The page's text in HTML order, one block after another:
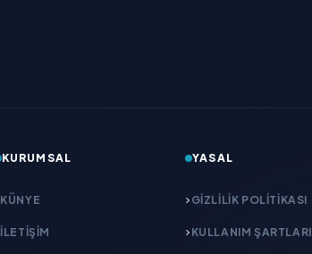
KURUMSAL
KÜNYE
İLETIŞIM
YASAL
GIZLILIK POLITIKASI
KULLANIM ŞARTLARI